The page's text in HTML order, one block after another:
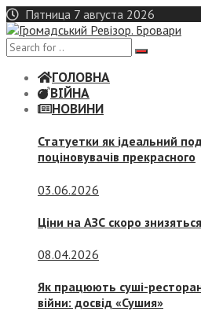
Skip
to
content
Пятница 7 августа 2026
ГОЛОВНА
ВІЙНА
НОВИНИ
Статуетки як ідеальний
поціновувачів прекрасного
03.06.2026
Ціни на АЗС скоро
08.04.2026
Як працюють суші-
війни: досвід «Сушия»